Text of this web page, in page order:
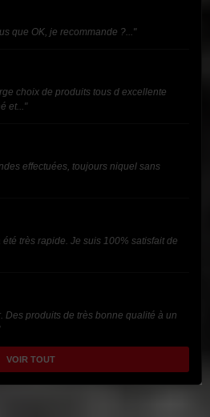
que OK, je recommande ?..."
choix de produits tous d excellente
et..."
effectuées, toujours niquel sans
très rapide. Je suis 100% satisfait de
Des produits de très bonne qualité à un
VOIR TOUT